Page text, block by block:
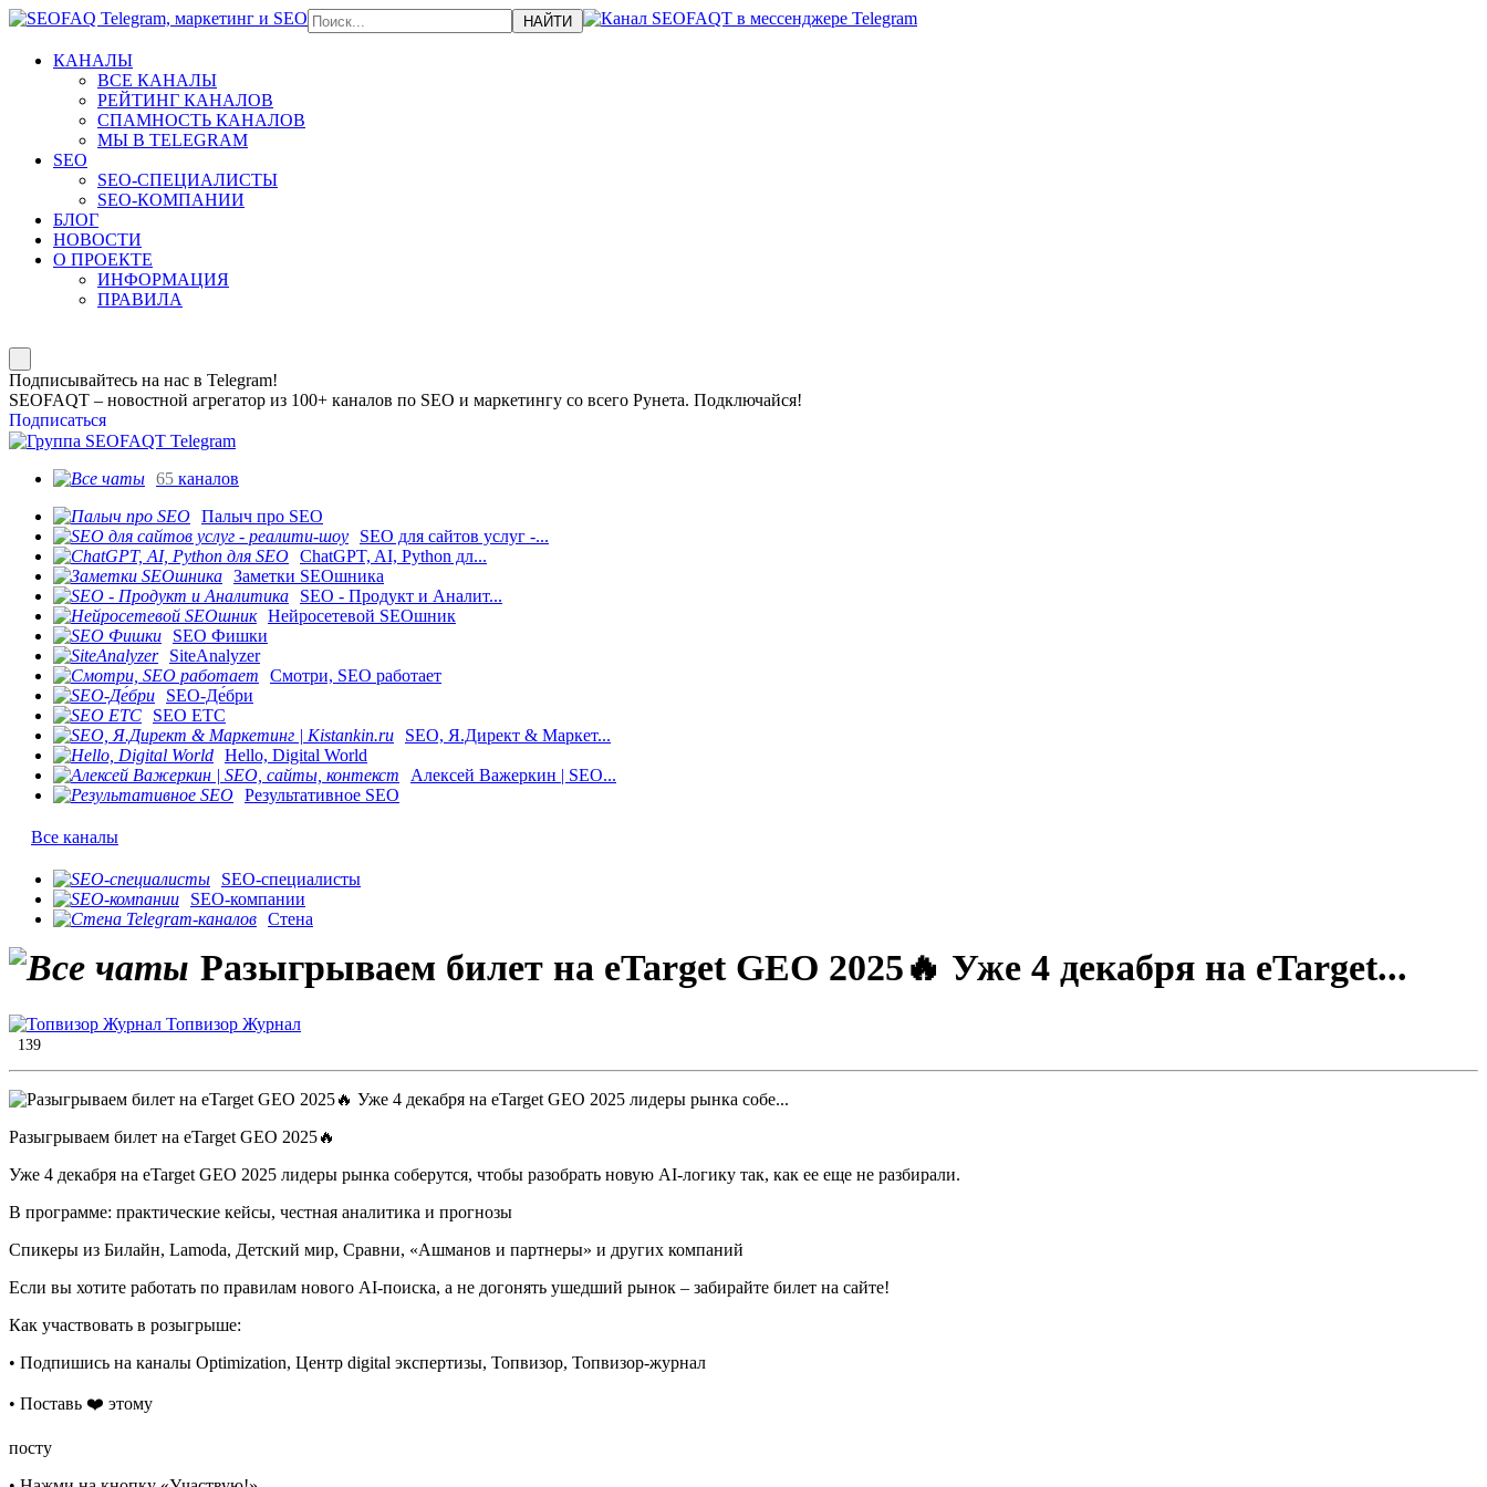
КАНАЛЫ
ВСЕ КАНАЛЫ
РЕЙТИНГ КАНАЛОВ
СПАМНОСТЬ КАНАЛОВ
МЫ В TELEGRAM
SEO
SEO-СПЕЦИАЛИСТЫ
SEO-КОМПАНИИ
БЛОГ
НОВОСТИ
О ПРОЕКТЕ
ИНФОРМАЦИЯ
ПРАВИЛА
Подписывайтесь на нас в Telegram!
SEOFAQT – новостной агрегатор из 100+ каналов по SEO и маркетингу со всего Рунета. Подключайся!
Подписаться
65 каналов
Палыч про SEO
SEO для сайтов услуг -...
ChatGPT, AI, Python дл...
Заметки SEOшника
SEO - Продукт и Аналит...
Нейросетевой SEOшник
SEO Фишки
SiteAnalyzer
Смотри, SEO работает
SEO-Де́бри
SEO ETC
SEO, Я.Директ & Маркет...
Hello, Digital World
Алексей Важеркин | SEO...
Результативное SEO
Все каналы
SEO-специалисты
SEO-компании
Стена
Разыгрываем билет на eTarget GEO 2025🔥 Уже 4 декабря на eTarget...
Топвизор Журнал
139
Разыгрываем билет на eTarget GEO 2025🔥
Уже 4 декабря на eTarget GEO 2025 лидеры рынка соберутся, чтобы разобрать новую AI-логику так, как ее еще не разбирали.
В программе: практические кейсы, честная аналитика и прогнозы
Спикеры из Билайн, Lamoda, Детский мир, Сравни, «Ашманов и партнеры» и других компаний
Если вы хотите работать по правилам нового AI-поиска, а не догонять ушедший рынок – забирайте билет на сайте!
Как участвовать в розыгрыше:
• Подпишись на каналы Optimization, Центр digital экспертизы, Топвизор, Топвизор-журнал
• Поставь ❤️ этому
посту